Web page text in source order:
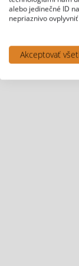
alebo jedinečné ID
nepriaznivo
Akceptovať